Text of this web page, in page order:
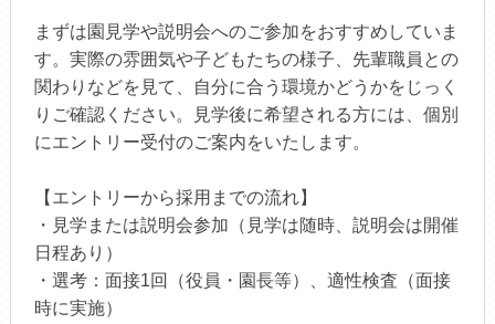
まずは園見学や説明会へのご参加をおすすめしていま
す。実際の雰囲気や子どもたちの様子、先輩職員との
関わりなどを見て、自分に合う環境かどうかをじっく
りご確認ください。見学後に希望される方には、個別
にエントリー受付のご案内をいたします。
【エントリーから採用までの流れ】
・見学または説明会参加（見学は随時、説明会は開催
日程あり）
・選考：面接1回（役員・園長等）、適性検査（面接
時に実施）